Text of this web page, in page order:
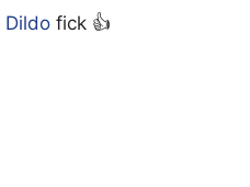
Dildo fick 👍